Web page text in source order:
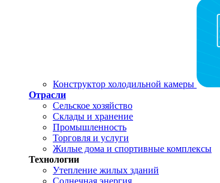
Конструктор холодильной камеры
Отрасли
Сельское хозяйство
Склады и хранение
Промышленность
Торговля и услуги
Жилые дома и спортивные комплексы
Технологии
Утепление жилых зданий
Солнечная энергия